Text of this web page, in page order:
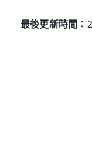
最後更新時間：